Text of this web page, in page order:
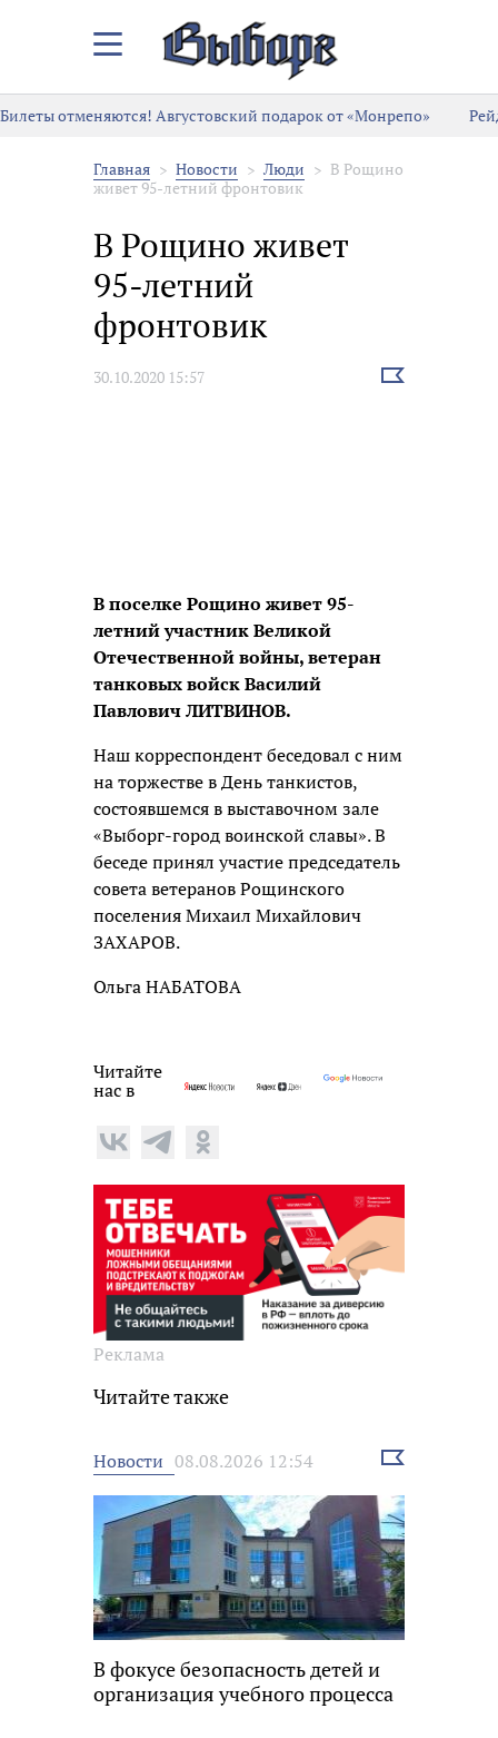
Закрыть/
меню
Билеты отменяются! Августовский подарок от «Монрепо»
Главная Новости Люди
В Рощино
живет 95-летний фронтовик
В Рощино живет
95-летний
фронтовик
30.10.2020 15:57
Выбрать
В поселке Рощино живет 95-
летний участник Великой
Отечественной войны, ветеран
танковых войск Василий
Павлович ЛИТВИНОВ.
Наш корреспондент беседовал с ним
на торжестве в День танкистов,
состоявшемся в выставочном зале
«Выборг-город воинской славы». В
беседе принял участие председатель
совета ветеранов Рощинского
поселения Михаил Михайлович
ЗАХАРОВ.
Ольга НАБАТОВА
Читайте
нас в
Реклама
Читайте также
Новости 08.08.2026 12:54
Выбрать
В фокусе безопасность детей и
организация учебного процесса